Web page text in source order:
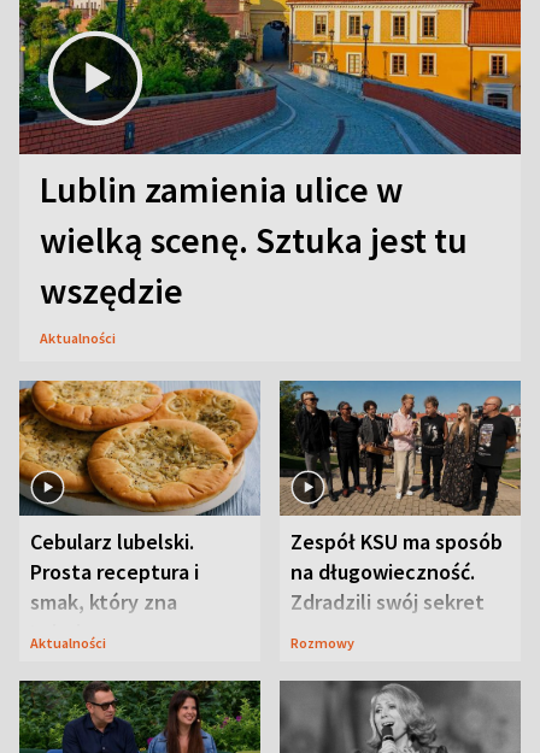
Lublin zamienia ulice w
wielką scenę. Sztuka jest tu
wszędzie
Aktualności
Cebularz lubelski.
Prosta receptura i
smak, który zna
Lubelszczyzna
Aktualności
Zespół KSU ma sposób
na długowieczność.
Zdradzili swój sekret
Rozmowy